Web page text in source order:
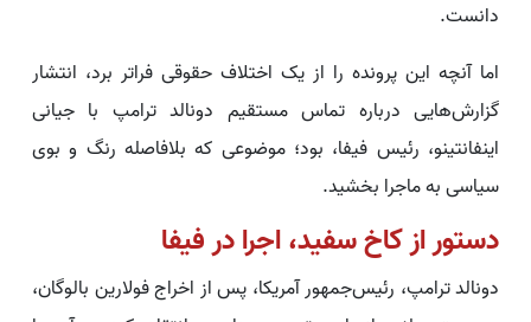
دانست.
اما آنچه این پرونده را از یک اختلاف حقوقی فراتر برد، انتشار
گزارش‌هایی درباره تماس مستقیم دونالد ترامپ با جیانی
اینفانتینو، رئیس فیفا، بود؛ موضوعی که بلافاصله رنگ و بوی
سیاسی به ماجرا بخشید.
دستور از کاخ سفید، اجرا در فیفا
دونالد ترامپ، رئیس‌جمهور آمریکا، پس از اخراج فولارین بالوگان،